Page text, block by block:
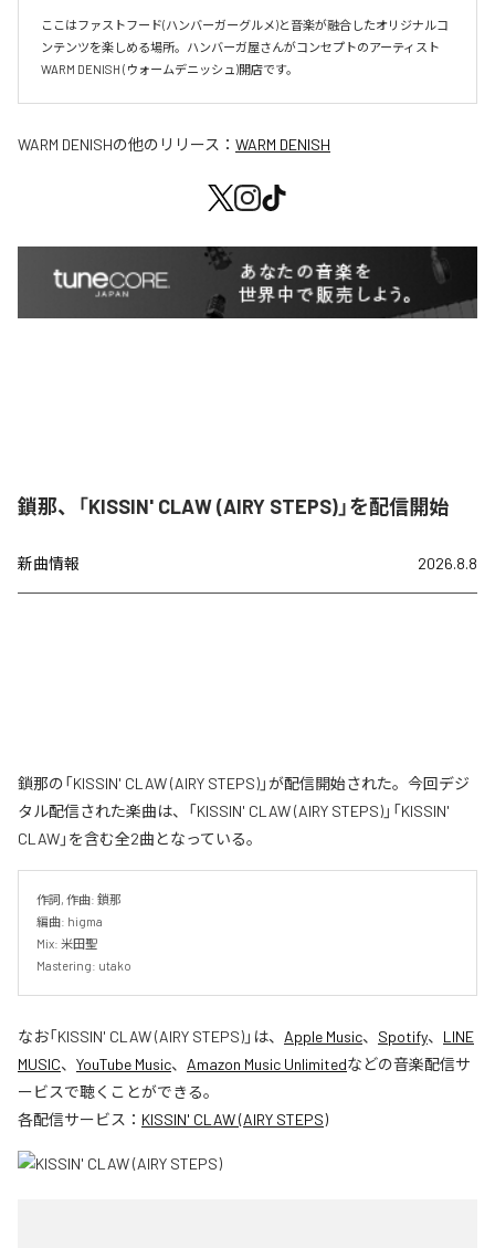
ここはファストフード(ハンバーガーグルメ)と音楽が融合したオリジナルコ
ンテンツを楽しめる場所。ハンバーガ屋さんがコンセプトのアーティスト
WARM DENISH (ウォームデニッシュ)開店です。
WARM DENISHの他のリリース： WARM DENISH
鎖那、「KISSIN' CLAW (AIRY STEPS)」を配信開始
新曲情報 2026.8.8
鎖那の「KISSIN' CLAW (AIRY STEPS)」が配信開始された。今回デジ
タル配信された楽曲は、「KISSIN' CLAW (AIRY STEPS)」「KISSIN'
CLAW」を含む全2曲となっている。
作詞, 作曲: 鎖那
編曲: higma
Mix: 米田聖
Mastering: utako
なお「KISSIN' CLAW (AIRY STEPS)」は、 Apple Music、 Spotify、 LINE
MUSIC、 YouTube Music、 Amazon Music Unlimitedなどの音楽配信サ
ービスで聴くことができる。
各配信サービス： KISSIN' CLAW (AIRY STEPS)